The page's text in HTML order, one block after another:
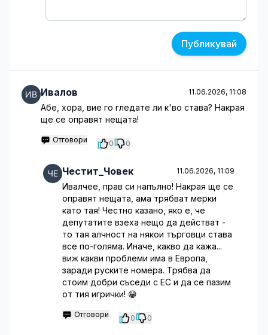
Публикувай
Ивалов 11.06.2026, 11:08
Абе, хора, вие го гледате ли к'во става? Накрая
ще се оправят нещата!
Отговори 0 0
Честит_Човек 11.06.2026, 11:09
Ивалчее, прав си напълно! Накрая ще се
оправят нещата, ама трябват мерки
като тая! Честно казано, яко е, че
депутатите взеха нещо да действат -
то тая алчност на някои търговци става
все по-голяма. Иначе, какво да кажа...
виж какви проблеми има в Европа,
заради руските номера. Трябва да
стоим добри съседи с ЕС и да се пазим
от тия игрички! 😁
Отговори 0 0